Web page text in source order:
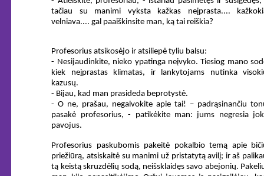
tačiau su manimi vyksta kažkas neįprasta....
velniava.... gal paaiškinsite man, ką tai reiškia?
Profesorius atsikosėjo ir atsiliepė tyliu balsu:
- Nesijaudinkite, nieko ypatinga neįvyko. Tiesiog mano
kiek neįprastas klimatas, ir lankytojams nutinka
kazusų.
- Bijau, kad man prasideda beprotystė.
- O ne, prašau, negalvokite apie tai! – padrąsinančiu
pasakė profesorius, - patikėkite man: jums negresia
pavojus.
Profesorius paskubomis pakeitė pokalbio temą apie
priežiūrą, atsiskaitė su manimi už pristatytą avilį; ir aš
tą keistą skruzdėlių sodą, neišsklaidęs savo abejonių.